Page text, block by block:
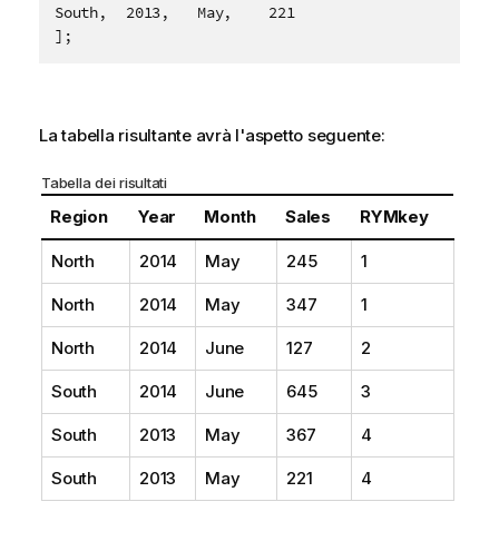
South,	2013,	May,	221
];
La tabella risultante avrà l'aspetto seguente:
Tabella dei risultati
Region Year Month Sales RYMkey
North 2014 May 245 1
North 2014 May 347 1
North 2014 June 127 2
South 2014 June 645 3
South 2013 May 367 4
South 2013 May 221 4